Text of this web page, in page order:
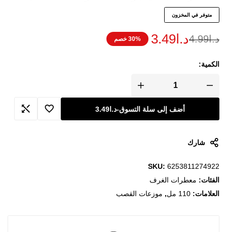
متوفر في المخزون
د.ا4.99د.ا3.49 30% خصم
الكمية:
أضف إلى سلة التسوق-د.ا 3.49
شارك
SKU: 6253811274922
الفئات: معطرات الغرف
العلامات: 110 مل , موزعات القصب